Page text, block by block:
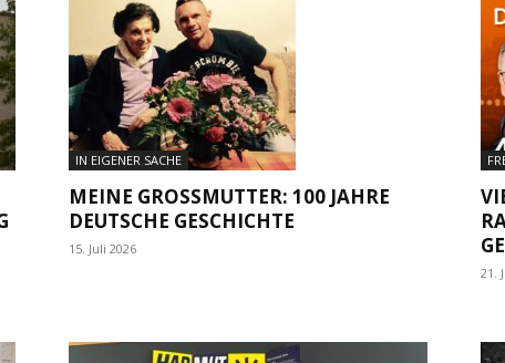
IN EIGENER SACHE
MEINE GROSSMUTTER: 100 JAHRE D
EUTSCHE GESCHICHTE
15. Juli 2026
21.